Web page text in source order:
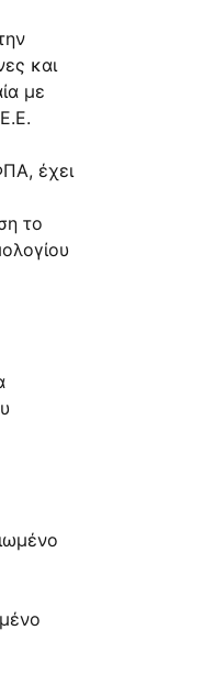
και
με
έχει
το